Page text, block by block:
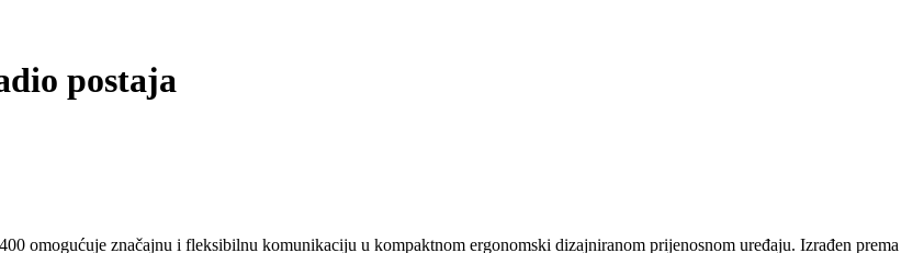
postaja
omogućuje značajnu i fleksibilnu komunikaciju u kompaktnom ergonomski dizajniranom prijenosnom uređaju. Izrađen prema